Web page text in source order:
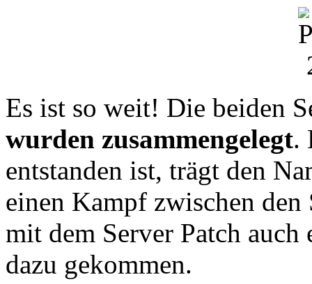
Es ist so weit! Die beiden
wurden zusammengelegt.
entstanden ist, trägt den
einen Kampf zwischen
mit dem Server Patch
dazu gekommen.